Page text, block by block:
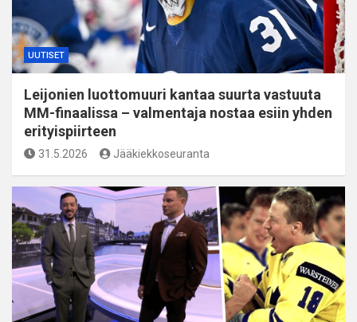
UUTISET
Leijonien luottomuuri kantaa suurta vastuuta
MM-finaalissa – valmentaja nostaa esiin yhden
erityispiirteen
31.5.2026 Jääkiekkoseuranta